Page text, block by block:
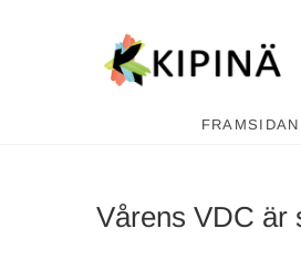
FRAMSIDAN
Vårens VDC är